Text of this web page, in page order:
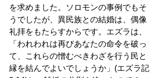
を求めました。ソロモンの事例でもそ
うでしたが、異民族との結婚は、偶像
礼拝をもたらすからです。エズラは、
「われわれは再びあなたの命令を破っ
て、これらの憎むべきわざを行う民と
縁を結んでよいでしょうか」(エズラ記